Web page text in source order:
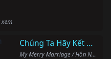
Chúng Ta Hãy Kết Hôn Nhé
My Merry Marriage / Hôn Nhân Hạnh Phúc (2024)